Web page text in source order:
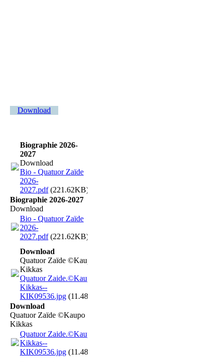
Download
Biographie 2026-
2027
Download
Bio - Quatuor Zaïde
2026-
2027.pdf(221.62KB)
Biographie 2026-2027
Download
Bio - Quatuor Zaïde
2026-
2027.pdf(221.62KB)
Download
Quatuor Zaïde ©Kaupo
Kikkas
Quatuor Zaide.©Kaupo
Kikkas--
KIK09536.jpg (11.48MB)
Download
Quatuor Zaïde ©Kaupo
Kikkas
Quatuor Zaide.©Kaupo
Kikkas--
KIK09536.jpg (11.48MB)